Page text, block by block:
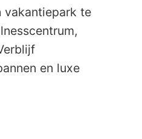
vakantiepark te
en luxe